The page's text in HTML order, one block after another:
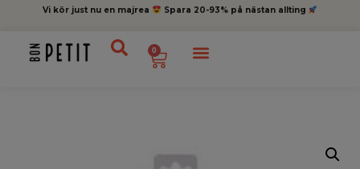
Vi kör just nu en majrea Spara 20-93% på nästan allting
0